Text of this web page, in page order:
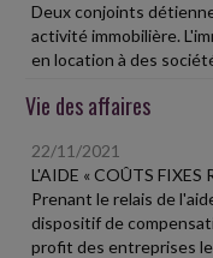
Deux conjoints
activité immobilière.
en location à des
Vie des affaires
22/11/2021
L'AIDE « COÛTS FIXES
Prenant le relais de
dispositif de
profit des entreprises